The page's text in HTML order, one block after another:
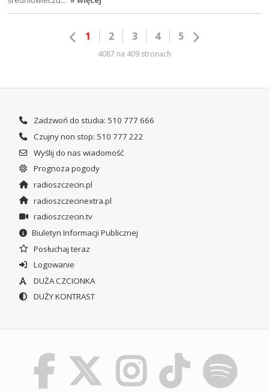
1 2 3 4 5
4087 na 409 stronach
Zadzwoń do studia: 510 777 666
Czujny non stop: 510 777 222
Wyślij do nas wiadomość
Prognoza pogody
radioszczecin.pl
radioszczecinextra.pl
radioszczecin.tv
Biuletyn Informacji Publicznej
Posłuchaj teraz
Logowanie
DUŻA CZCIONKA
DUŻY KONTRAST